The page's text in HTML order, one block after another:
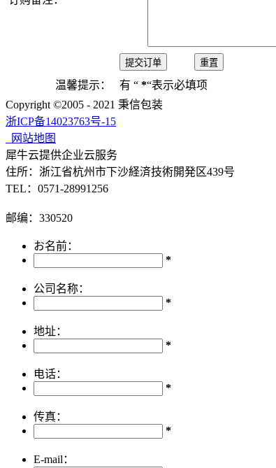
温馨提示： 有 “ *“表示必填项
Copyright ©2005 - 2021 秉信包装
浙ICP备14023763号-15
网站地图
犀牛云提供企业云服务
住所：浙江省杭州市下沙経済技術開発区439号
TEL：0571-28991256
邮编：330520
お名前：
*
公司名称：
*
地址：
*
电话：
*
传真：
*
E-mail：